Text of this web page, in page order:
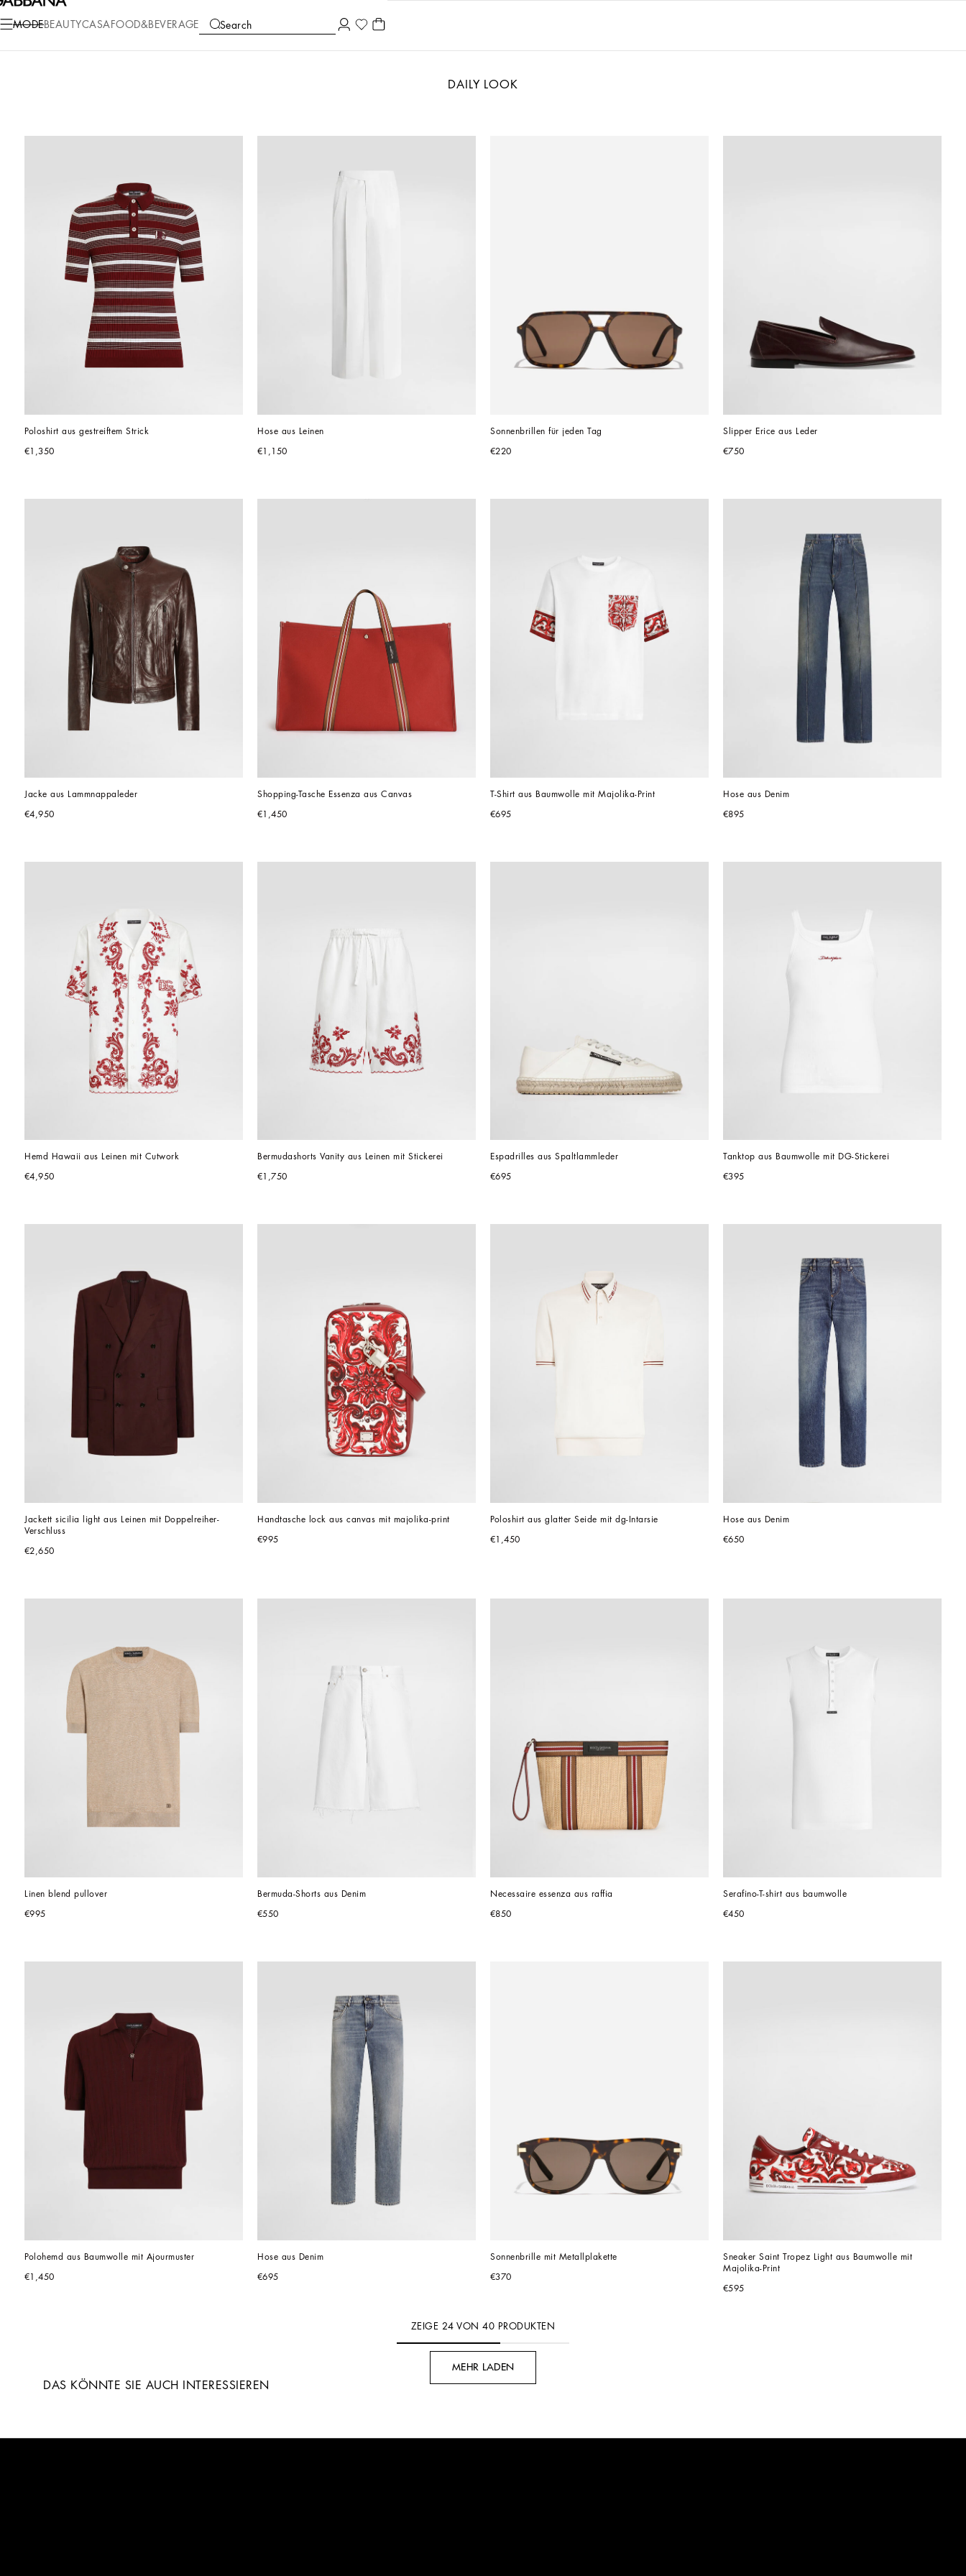
MODEBEAUTYCASA FOOD&BEVERAGE Search
COLLECTIONS
DAILY LOOK
Poloshirt aus gestreiftem Strick
€1,350
Hose aus Leinen
€1,150
Sonnenbrillen für jeden Tag
€220
Slipper Erice aus Leder
€750
Jacke aus Lammnappaleder
€4,950
Shopping-Tasche Essenza aus Canvas
€1,450
T-Shirt aus Baumwolle mit Majolika-Print
€695
Hose aus Denim
€895
Hemd Hawaii aus Leinen mit Cutwork
€4,950
Bermudashorts Vanity aus Leinen mit Stickerei
€1,750
Espadrilles aus Spaltlammleder
€695
Tanktop aus Baumwolle mit DG-Stickerei
€395
Jackett sicilia light aus Leinen mit Doppelreiher-
Verschluss
€2,650
Handtasche lock aus canvas mit majolika-print
€995
Poloshirt aus glatter Seide mit dg-Intarsie
€1,450
Hose aus Denim
€650
Linen blend pullover
€995
Bermuda-Shorts aus Denim
€550
Necessaire essenza aus raffia
€850
Serafino-T-shirt aus baumwolle
€450
Polohemd aus Baumwolle mit Ajourmuster
€1,450
Hose aus Denim
€695
Sonnenbrille mit Metallplakette
€370
Sneaker Saint Tropez Light aus Baumwolle mit
Majolika-Print
€595
ZEIGE 24 VON40 PRODUKTEN
MEHR LADEN
DAS KÖNNTE SIE AUCH INTERESSIEREN